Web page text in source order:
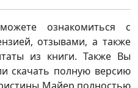
ознакомиться с
отзывами, а также
из книги. Также Вы
скачать полную версию